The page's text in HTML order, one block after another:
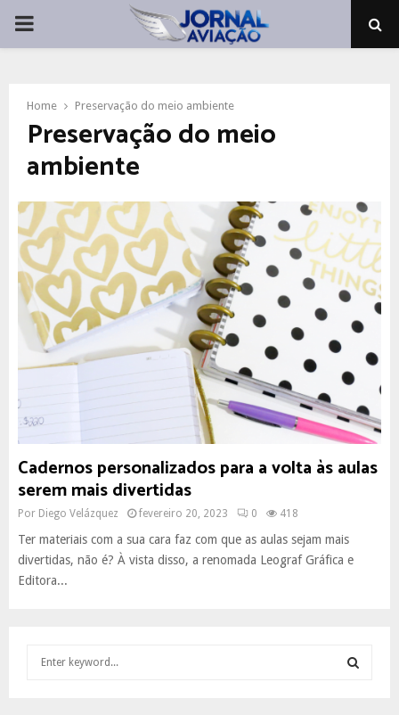
PRIMARY
Home Preservação do meio ambiente
Preservação do meio
ambiente
Cadernos personalizados para a volta às aulas
serem mais divertidas
Por Diego Velázquez fevereiro 20, 2023 0 418
Ter materiais com a sua cara faz com que as aulas sejam mais
divertidas, não é? À vista disso, a renomada Leograf Gráfica e
Editora...